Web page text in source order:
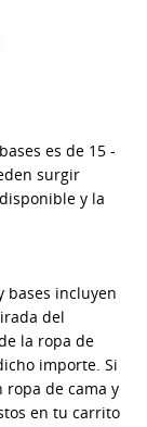
es de 15 -
surgir
y la
bases incluyen
del
la ropa de
importe. Si
ropa de cama y
en tu carrito